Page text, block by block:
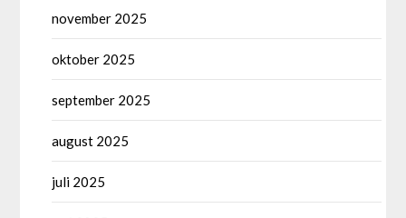
november 2025
oktober 2025
september 2025
august 2025
juli 2025